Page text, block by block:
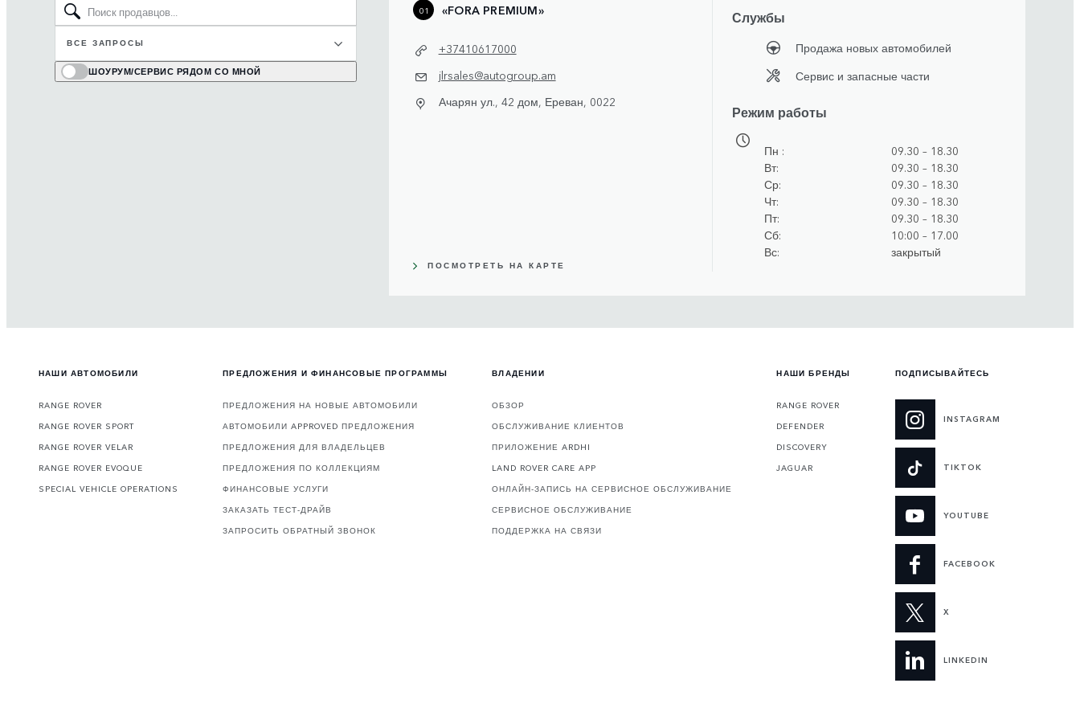
ВСЕ ЗАПРОСЫ
ШОУРУМ/СЕРВИС РЯДОМ СО МНОЙ
01 «FORA PREMIUM»
+37410617000
jlrsales@autogroup.am
Ачарян ул., 42 дом, Ереван, 0022
ПОСМОТРЕТЬ НА КАРТЕ
Службы
Продажа новых автомобилей
Сервис и запасные части
Режим работы
Пн
09.30 – 18.30
Вт
09.30 – 18.30
Ср
09.30 – 18.30
Чт
09.30 – 18.30
Пт
09.30 – 18.30
Сб
10:00 – 17.00
Вс
закрытый
НАШИ АВТОМОБИЛИ
RANGE ROVER
RANGE ROVER SPORT
RANGE ROVER VELAR
RANGE ROVER EVOQUE
SPECIAL VEHICLE OPERATIONS
ПРЕДЛОЖЕНИЯ И ФИНАНСОВЫЕ ПРОГРАММЫ
ПРЕДЛОЖЕНИЯ НА НОВЫЕ АВТОМОБИЛИ
АВТОМОБИЛИ APPROVED ПРЕДЛОЖЕНИЯ
ПРЕДЛОЖЕНИЯ ДЛЯ ВЛАДЕЛЬЦЕВ
ПРЕДЛОЖЕНИЯ ПО КОЛЛЕКЦИЯМ
ФИНАНСОВЫЕ УСЛУГИ
ЗАКАЗАТЬ ТЕСТ-ДРАЙВ
ЗАПРОСИТЬ ОБРАТНЫЙ ЗВОНОК
ВЛАДЕНИИ
ОБЗОР
ОБСЛУЖИВАНИЕ КЛИЕНТОВ
ПРИЛОЖЕНИЕ ARDHI
LAND ROVER CARE APP
ОНЛАЙН-ЗАПИСЬ НА СЕРВИСНОЕ ОБСЛУЖИВАНИЕ
СЕРВИСНОЕ ОБСЛУЖИВАНИЕ
ПОДДЕРЖКА НА СВЯЗИ
НАШИ БРЕНДЫ
RANGE ROVER
DEFENDER
DISCOVERY
JAGUAR
ПОДПИСЫВАЙТЕСЬ
INSTAGRAM
TIKTOK
YOUTUBE
FACEBOOK
X
LINKEDIN